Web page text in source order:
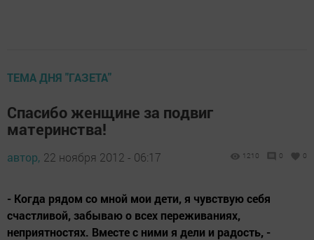
ТЕМА ДНЯ "ГАЗЕТА"
Спасибо женщине за подвиг
материнства!
автор, 22 ноября 2012 - 06:17 1210 0 0
- Когда рядом со мной мои дети, я чувствую себя
счастливой, забываю о всех переживаниях,
неприятностях. Вместе с ними я дели и радость, -